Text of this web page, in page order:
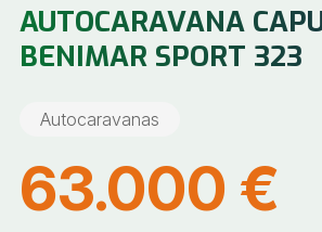
AUTOCARAVANA
BENIMAR SPORT 323
Autocaravanas
63.000 €